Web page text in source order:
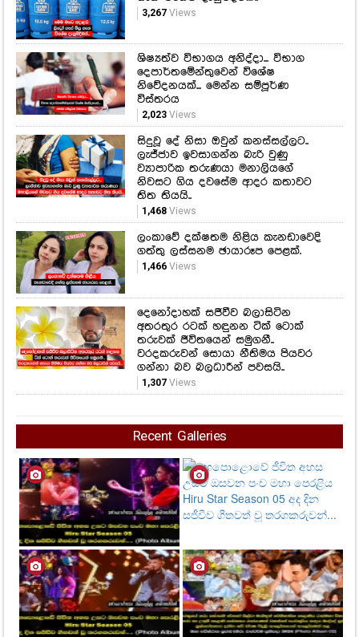
3,267Views
ශිෂ්‍යත්ව විභාගය අනිද්දා... විභාග
දෙපාර්තමේන්තුවෙන් විශේෂ
නිවේදනයක්... මෙන්න සම්පූර්ණ
විස්තරය
2,023Views
සිදුවූ දේ නිසා ඔවුන් කනස්සල්ලට..
ලැජ්ජාව ඉවසාගන්න බැරි වුණු
ව්‍යාපාරික තරුණයා මනාලියගේ
නිවසට ගිය දවසේම ආදර කතාවට
තිත තියයි..
1,468Views
ලංකාවේ දක්ෂතම නිළිය කැනඩාවෙදි
ගත්තු ලස්සනම ඡායාරූප පෙළක්.
1,466Views
දෙනෝදාහක් සජීවීව බලාසිටින
අතරතුර රටක් හඳුනන ටික් ටොක්
තරුවක් ජීවිතයෙන් සමුගනී..
වරදකරුවන් සොයා නීතිමය පියවර
ගන්නා බව බලධාරීන් පවසයි..
1,307Views
Recent Galleries